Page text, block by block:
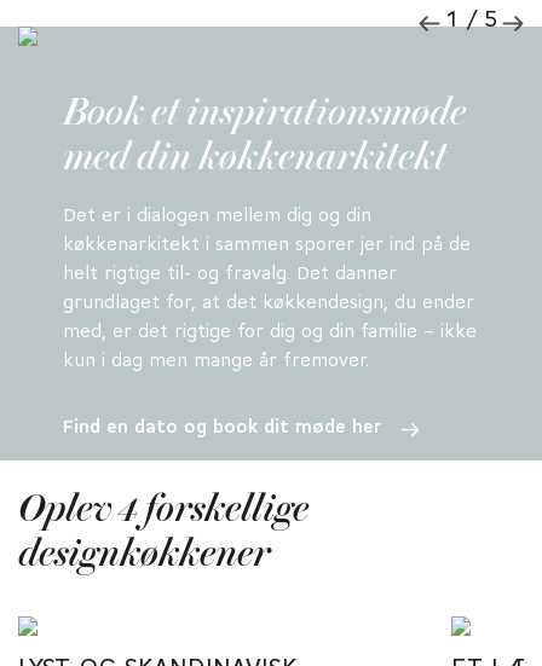
1 / 5
Book et inspirationsmøde
med din køkkenarkitekt
Det er i dialogen mellem dig og din
køkkenarkitekt i sammen sporer jer ind på de
helt rigtige til- og fravalg. Det danner
grundlaget for, at det køkkendesign, du ender
med, er det rigtige for dig og din familie – ikke
kun i dag men mange år fremover.
Find en dato og book dit møde her
Oplev 4 forskellige
designkøkkener